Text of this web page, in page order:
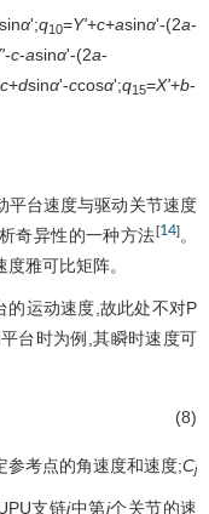
α';q10=Y'+c+asinα'-(2a-
-c-asinα'-(2a-
c+dsinα'-ccosα';q15=X'+b-
平台速度与驱动关节速度
奇异性的一种方法[14]。
雅可比矩阵。
的运动速度,故此处不对P
台时为例,其瞬时速度可
(8)
参考点的角速度和速度;Cj
支链i中第j个关节的速